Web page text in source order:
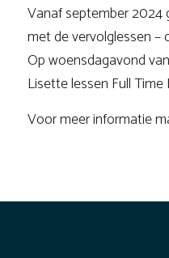
Vanaf september
met de vervolglessen –
Op woensdagavond
Lisette lessen Full Time
Voor meer informatie